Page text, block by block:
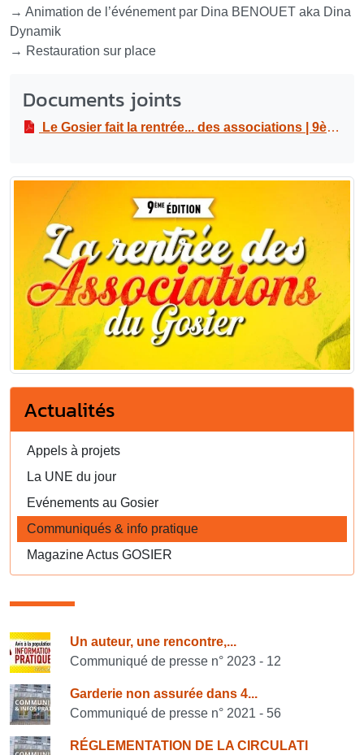
→ Animation de l’événement par Dina BENOUET aka Dina
Dynamik
→ Restauration sur place
Documents joints
Le Gosier fait la rentrée... des associations | 9ème édition
Actualités
Appels à projets
La UNE du jour
Evénements au Gosier
Communiqués & info pratique
Magazine Actus GOSIER
Consulter également
Un auteur, une rencontre,...
Communiqué de presse n° 2023 - 12
Garderie non assurée dans 4...
Communiqué de presse n° 2021 - 56
RÉGLEMENTATION DE LA CIRCULATI